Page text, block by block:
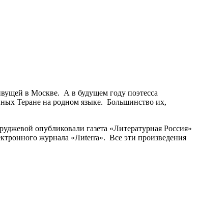
в Москве. А в будущем году поэтесса
Теране на родном языке. Большинство их,
опубликовали газета «Литературная Россия»
журнала «Лиterra». Все эти произведения